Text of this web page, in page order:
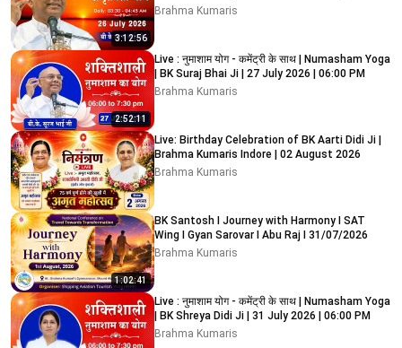
3:12:56
Bhai Ji | 26 July 2026
Brahma Kumaris
2:52:11
Live : नुमाशाम योग - कमेंट्री के साथ | Numasham Yoga
| BK Suraj Bhai Ji | 27 July 2026 | 06:00 PM
Brahma Kumaris
Live: Birthday Celebration of BK Aarti Didi Ji |
Brahma Kumaris Indore | 02 August 2026
Brahma Kumaris
1:02:41
BK Santosh I Journey with Harmony I SAT
Wing I Gyan Sarovar I Abu Raj I 31/07/2026
Brahma Kumaris
Live : नुमाशाम योग - कमेंट्री के साथ | Numasham Yoga
| BK Shreya Didi Ji | 31 July 2026 | 06:00 PM
Brahma Kumaris